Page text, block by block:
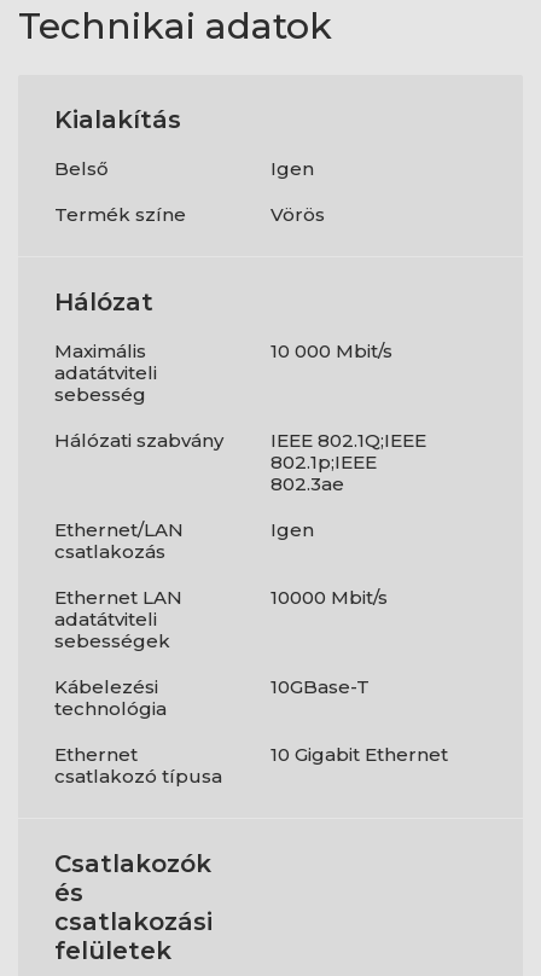
Technikai adatok
Kialakítás
Belső
Igen
Termék színe
Vörös
Hálózat
Maximális
adatátviteli
sebesség
10 000 Mbit/s
Hálózati szabvány
IEEE 802.1Q;IEEE
802.1p;IEEE
802.3ae
Ethernet/LAN
csatlakozás
Igen
Ethernet LAN
adatátviteli
sebességek
10000 Mbit/s
Kábelezési
technológia
10GBase-T
Ethernet
csatlakozó típusa
10 Gigabit Ethernet
Csatlakozók
és
csatlakozási
felületek